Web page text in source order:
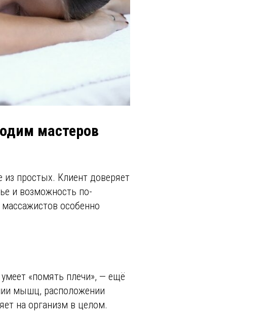
мастеров
из простых. Клиент доверяет
и возможность по-
особенно
«помять плечи», — ещё
мышц, расположении
на организм в целом.